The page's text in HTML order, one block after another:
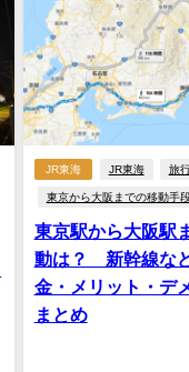
JR東海 JR東海 旅
東京から大阪までの移動手
東京駅から大阪駅
動は？ 新幹線な
金・メリット・デ
まとめ